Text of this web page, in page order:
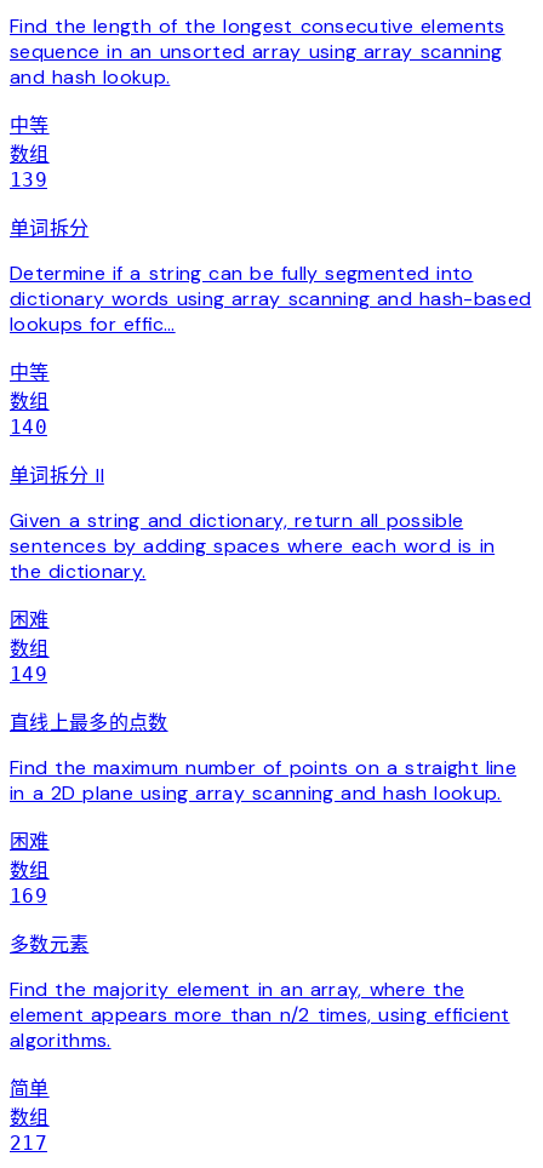
Find the length of the longest consecutive elements
sequence in an unsorted array using array scanning
and hash lookup.
中等
数组
139
单词拆分
Determine if a string can be fully segmented into
dictionary words using array scanning and hash-based
lookups for effic…
中等
数组
140
单词拆分 II
Given a string and dictionary, return all possible
sentences by adding spaces where each word is in
the dictionary.
困难
数组
149
直线上最多的点数
Find the maximum number of points on a straight line
in a 2D plane using array scanning and hash lookup.
困难
数组
169
多数元素
Find the majority element in an array, where the
element appears more than n/2 times, using efficient
algorithms.
简单
数组
217